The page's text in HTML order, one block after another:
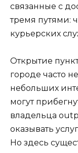
связанные с
тремя путями:
курьерских
Открытие
городе часто
небольших
могут
владельца
оказывать
Но здесь